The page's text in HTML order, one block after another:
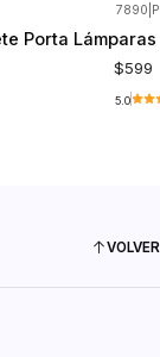
7890
Porta
$599
5.0